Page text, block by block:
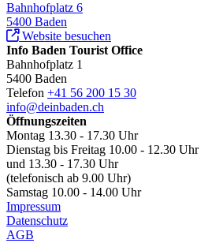
Bahnhofplatz 6
5400 Baden
Website besuchen
Info Baden Tourist Office
Bahnhofplatz 1
5400 Baden
Telefon +41 56 200 15 30
info@deinbaden.ch
Öffnungszeiten
Montag 13.30 - 17.30 Uhr
Dienstag bis Freitag 10.00 - 12.30 Uhr
und 13.30 - 17.30 Uhr
(telefonisch ab 9.00 Uhr)
Samstag 10.00 - 14.00 Uhr
Impressum
Datenschutz
AGB